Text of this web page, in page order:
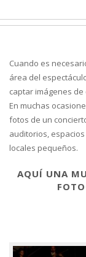
Blog
Marcas
Trabaja con
Tienda de Fotos
Tour Virtual 360
Cuando es
área del
captar imágenes
En muchas
fotos de un
auditorios,
locales pequeños.
AQUÍ UNA